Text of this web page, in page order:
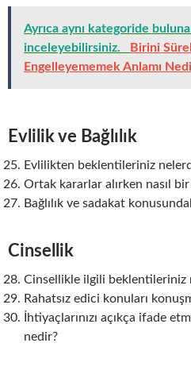
Ayrıca aynı kategoride
inceleyebilirsiniz.
Birini
Engelleyememek Anlamı
Evlilik ve Bağlılık
Evlilikten beklentileriniz
Ortak kararlar alırken nasıl
Bağlılık ve sadakat
Cinsellik
Cinsellikle ilgili beklentileriniz
Rahatsız edici konuları
İhtiyaçlarınızı açıkça ifade
nedir?